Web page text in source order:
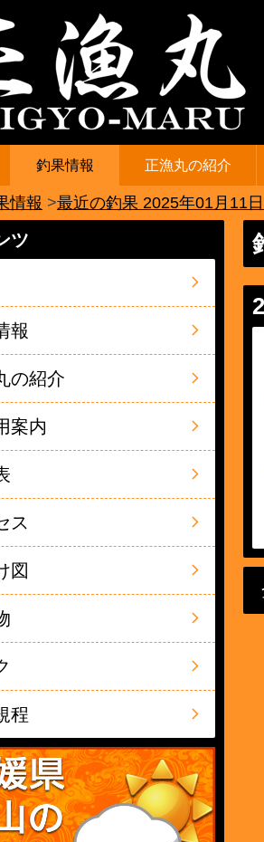
釣果情報 正漁丸の紹介
情報 最近の釣果 2025年01月11日
ツ
報
の紹介
案内
ス
図
程